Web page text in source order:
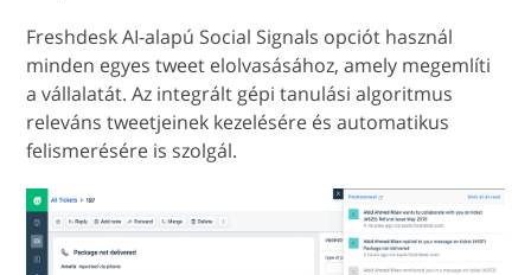
Freshdesk AI-alapú Social Signals opciót használ
minden egyes tweet elolvasásához, amely megemlíti
a vállalatát. Az integrált gépi tanulási algoritmus
releváns tweetjeinek kezelésére és automatikus
felismerésére is szolgál.